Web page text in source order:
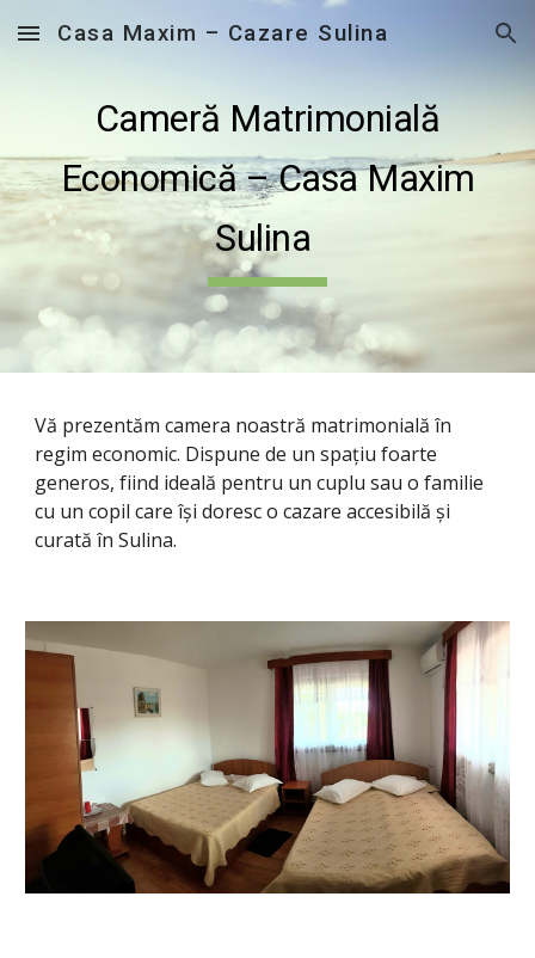
Skip to main content Skip to navigation
Casa Maxim – Cazare Sulina
Cameră Matrimonială
Economică – Casa Maxim
Sulina
Vă prezentăm camera noastră matrimonială în
regim economic. Dispune de un spațiu foarte
generos, fiind ideală pentru un cuplu sau o familie
cu un copil care își doresc o cazare accesibilă și
curată în Sulina.